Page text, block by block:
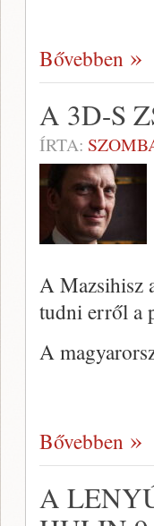
Bővebben
A 3D-S
ÍRTA:
A Mazsihisz
tudni erről a
A
Bővebben
A